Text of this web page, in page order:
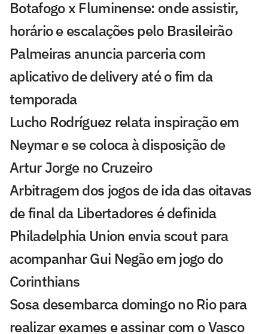
Botafogo x Fluminense: onde assistir,
horário e escalações pelo Brasileirão
Palmeiras anuncia parceria com
aplicativo de delivery até o fim da
temporada
Lucho Rodríguez relata inspiração em
Neymar e se coloca à disposição de
Artur Jorge no Cruzeiro
Arbitragem dos jogos de ida das oitavas
de final da Libertadores é definida
Philadelphia Union envia scout para
acompanhar Gui Negão em jogo do
Corinthians
Sosa desembarca domingo no Rio para
realizar exames e assinar com o Vasco